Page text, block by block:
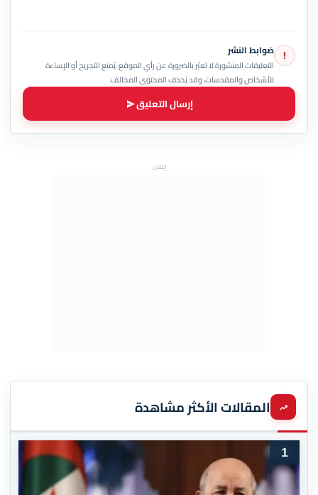
! ضوابط النشر
التعليقات المنشورة لا تعبّر بالضرورة عن رأي الموقع. يُمنع التجريح أو الإساءة
للأشخاص والمقدسات، وقد يُحذف المحتوى المخالف.
إرسال التعليق
إعلان
المقالات الأكثر مشاهدة
1